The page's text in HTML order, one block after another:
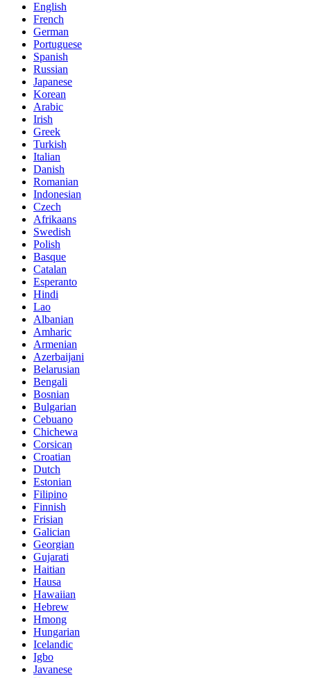
English
French
German
Portuguese
Spanish
Russian
Japanese
Korean
Arabic
Irish
Greek
Turkish
Italian
Danish
Romanian
Indonesian
Czech
Afrikaans
Swedish
Polish
Basque
Catalan
Esperanto
Hindi
Lao
Albanian
Amharic
Armenian
Azerbaijani
Belarusian
Bengali
Bosnian
Bulgarian
Cebuano
Chichewa
Corsican
Croatian
Dutch
Estonian
Filipino
Finnish
Frisian
Galician
Georgian
Gujarati
Haitian
Hausa
Hawaiian
Hebrew
Hmong
Hungarian
Icelandic
Igbo
Javanese